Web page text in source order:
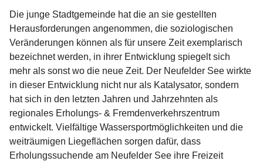
Die junge Stadtgemeinde hat die an sie gestellten
Herausforderungen angenommen, die soziologischen
Veränderungen können als für unsere Zeit exemplarisch
bezeichnet werden, in ihrer Entwicklung spiegelt sich
mehr als sonst wo die neue Zeit. Der Neufelder See wirkte
in dieser Entwicklung nicht nur als Katalysator, sondern
hat sich in den letzten Jahren und Jahrzehnten als
regionales Erholungs- & Fremdenverkehrszentrum
entwickelt. Vielfältige Wassersportmöglichkeiten und die
weiträumigen Liegeflächen sorgen dafür, dass
Erholungssuchende am Neufelder See ihre Freizeit